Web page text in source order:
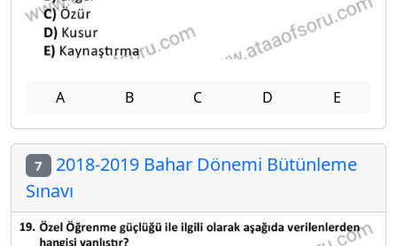
A B C D E
7 2018-2019 Bahar Dönemi Bütünleme
Sınavı